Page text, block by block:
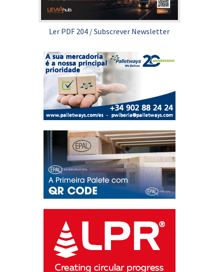
Ler PDF 204 /Subscrever Newsletter